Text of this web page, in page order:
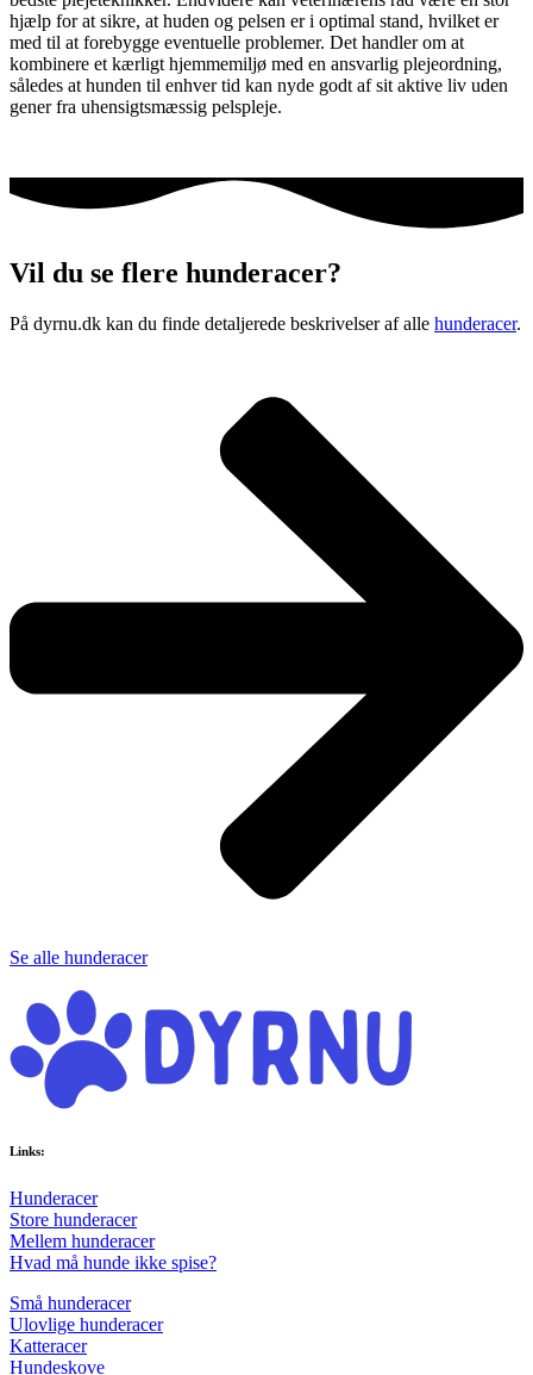
hjælp for at sikre, at huden og pelsen er i optimal stand, hvilket er
med til at forebygge eventuelle problemer. Det handler om at
kombinere et kærligt hjemmemiljø med en ansvarlig plejeordning,
således at hunden til enhver tid kan nyde godt af sit aktive liv uden
gener fra uhensigtsmæssig pelspleje.
Vil du se flere hunderacer?
På dyrnu.dk kan du finde detaljerede beskrivelser af alle hunderacer.
Se alle hunderacer
Links:
Hunderacer
Store hunderacer
Mellem hunderacer
Hvad må hunde ikke spise?
Små hunderacer
Ulovlige hunderacer
Katteracer
Hundeskove